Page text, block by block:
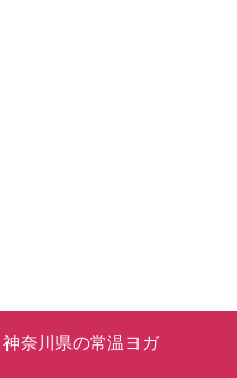
神奈川県の常温ヨガ